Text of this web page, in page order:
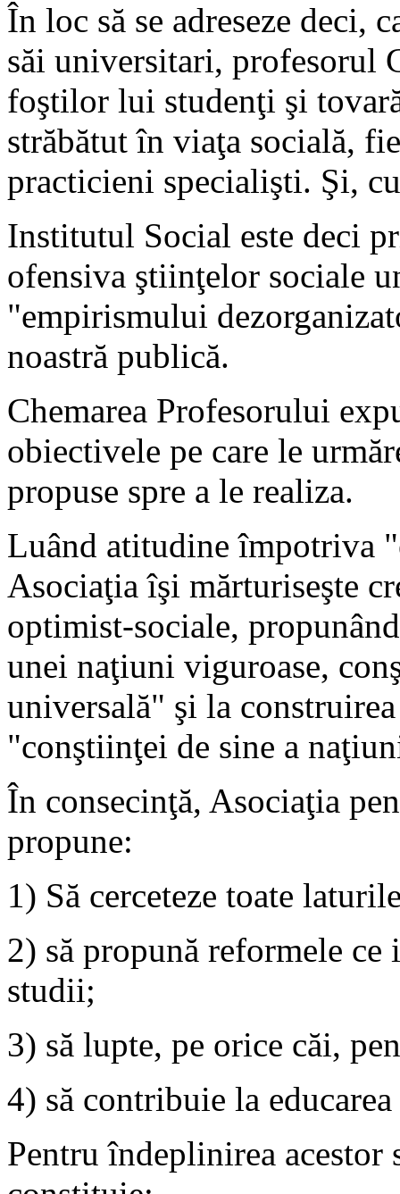
În loc să se adreseze deci,
săi universitari, profesorul
foştilor lui studenţi şi
străbătut în viaţa socială,
practicieni specialişti. Şi,
Institutul Social este deci
ofensiva ştiinţelor sociale
"empirismului
noastră publică.
Chemarea Profesorului
obiectivele pe care le
propuse spre a le realiza.
Luând atitudine împotriva
Asociaţia îşi mărturiseşte
optimist-sociale,
unei naţiuni viguroase,
universală" şi la
"conştiinţei de sine a
În consecinţă, Asociaţia
propune:
1) Să cerceteze toate
2) să propună reformele
studii;
3) să lupte, pe orice căi,
4) să contribuie la
Pentru îndeplinirea acestor